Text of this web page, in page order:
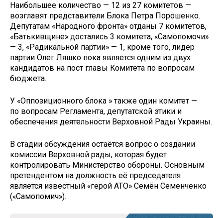
Наибольшее количество — 12 из 27 комитетов —
возглавят представители Блока Петра Порошенко.
Депутатам «Народного фронта» отданы 7 комитетов,
«Батькивщине» достались 3 комитета, «Самопомочи»
— 3, «Радикальной партии» — 1, кроме того, лидер
партии Олег Ляшко пока является одним из двух
кандидатов на пост главы Комитета по вопросам
бюджета.
У «Оппозиционного блока » также один комитет —
по вопросам Регламента, депутатской этики и
обеспечения деятельности Верховной Рады Украины.
В стадии обсуждения остаётся вопрос о создании
комиссии Верховной рады, которая будет
контролировать Министерство обороны. Основным
претендентом на должность её председателя
является известный «герой АТО» Семён Семенченко
(«Самопомич»).